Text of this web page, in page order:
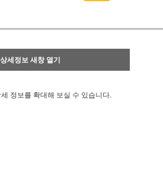
상세정보 새창 열기
정보를 확대해 보실 수 있습니다.